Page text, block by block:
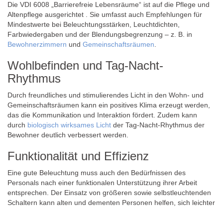
Die VDI 6008 „Barrierefreie Lebensräume“ ist auf die Pflege und
Altenpflege ausgerichtet . Sie umfasst auch Empfehlungen für
Mindestwerte bei Beleuchtungsstärken, Leuchtdichten,
Farbwiedergaben und der Blendungsbegrenzung – z. B. in
Bewohnerzimmern und Gemeinschaftsräumen.
Wohlbefinden und Tag-Nacht-
Rhythmus
Durch freundliches und stimulierendes Licht in den Wohn- und
Gemeinschaftsräumen kann ein positives Klima erzeugt werden,
das die Kommunikation und Interaktion fördert. Zudem kann
durch biologisch wirksames Licht der Tag-Nacht-Rhythmus der
Bewohner deutlich verbessert werden.
Funktionalität und Effizienz
Eine gute Beleuchtung muss auch den Bedürfnissen des
Personals nach einer funktionalen Unterstützung ihrer Arbeit
entsprechen. Der Einsatz von größeren sowie selbstleuchtenden
Schaltern kann alten und dementen Personen helfen, sich leichter